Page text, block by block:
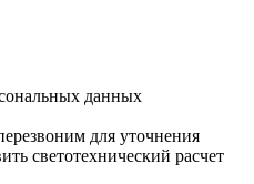
данных
для уточнения
светотехнический расчет